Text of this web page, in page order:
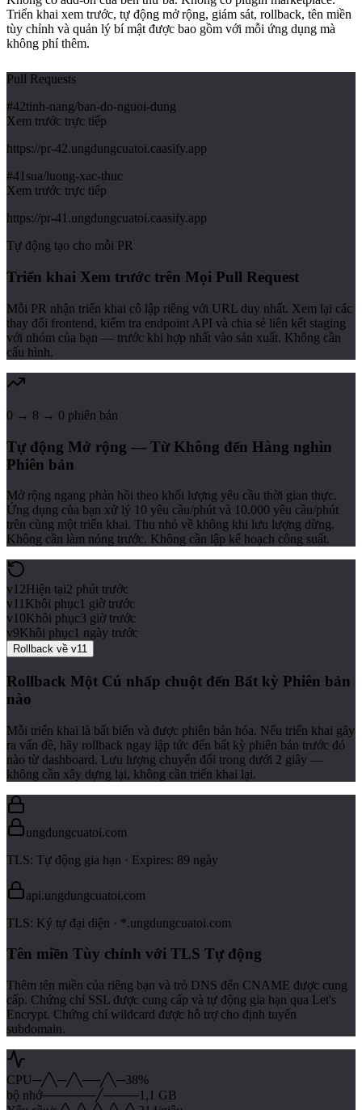
Triển khai xem trước, tự động mở rộng, giám sát, rollback, tên miền
tùy chỉnh và quản lý bí mật được bao gồm với mỗi ứng dụng mà
không phí thêm.
Pull Requests
#42tinh-nang/ban-do-nguoi-dung
Xem trước trực tiếp
https://pr-42.ungdungcuatoi.caasify.app
#41 sua/luong-xac-thuc
Xem trước trực tiếp
https://pr-41.ungdungcuatoi.caasify.app
Tự động tạo cho mỗi PR
Triển khai Xem trước trên Mọi Pull Request
Mỗi PR nhận triển khai cô lập riêng với URL duy nhất. Xem lại các
thay đổi frontend, kiểm tra endpoint API và chia sẻ liên kết staging
với nhóm của bạn — trước khi hợp nhất vào sản xuất. Không cần
cấu hình.
0 → 8 → 0 phiên bản
Tự động Mở rộng — Từ Không đến Hàng nghìn
Phiên bản
Mở rộng ngang phản hồi theo khối lượng yêu cầu thời gian thực.
Ứng dụng của bạn xử lý 10 yêu cầu/phút và 10.000 yêu cầu/phút
trên cùng một triển khai. Thu nhỏ về không khi lưu lượng dừng.
Không cần làm nóng trước. Không cần lập kế hoạch công suất.
v12Hiện tại2 phút trước
v11 Khôi phục1 giờ trước
v10Khôi phục3 giờ trước
v9Khôi phục1 ngày trước
Rollback về v11
Rollback Một Cú nhấp chuột đến Bất kỳ Phiên bản
nào
Mỗi triển khai là bất biến và được phiên bản hóa. Nếu triển khai gây
ra vấn đề, hãy rollback ngay lập tức đến bất kỳ phiên bản trước đó
nào từ dashboard. Lưu lượng chuyển đổi trong dưới 2 giây —
không cần xây dựng lại, không cần triển khai lại.
ungdungcuatoi.com
TLS: Tự động gia hạn · Expires: 89 ngày
api.ungdungcuatoi.com
TLS: Ký tự đại diện · *.ungdungcuatoi.com
Tên miền Tùy chỉnh với TLS Tự động
Thêm tên miền của riêng bạn và trỏ DNS đến CNAME được cung
cấp. Chứng chỉ SSL được cung cấp và tự động gia hạn qua Let's
Encrypt. Chứng chỉ wildcard được hỗ trợ cho định tuyến
subdomain.
CPU─╱╲─╱╲──╱╲─38%
bộ nhớ──────╱────1,1 GB